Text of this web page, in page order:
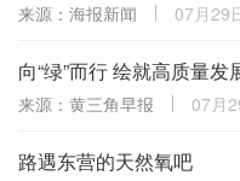
来源：海报新闻 07月29
向“绿”而行 绘就高质量发
来源：黄三角早报 07月
路遇东营的天然氧吧